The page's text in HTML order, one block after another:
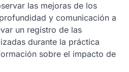
las mejoras de los
y comunicación a
un registro de las
durante la práctica
sobre el impacto de